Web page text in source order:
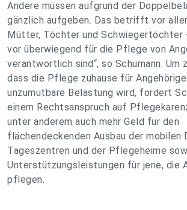
Andere müssen aufgrund der
gänzlich aufgeben. Das betrifft vor
Mütter, Töchter und Schwiegertöchter
vor überwiegend für die Pflege von
verantwortlich sind“, so Schumann. Um
dass die Pflege zuhause für
unzumutbare Belastung wird, fordert
einem Rechtsanspruch auf
unter anderem auch mehr Geld für den
flächendeckenden Ausbau der mobilen
Tageszentren und der Pflegeheime
Unterstützungsleistungen für jene, die
pflegen.